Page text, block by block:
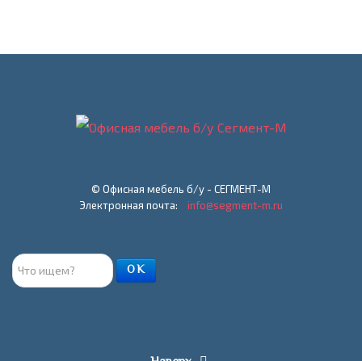
© Офисная мебель б/у - СЕГМЕНТ-М
Электронная почта: info@segment-m.ru
Поиск
товара
ОК